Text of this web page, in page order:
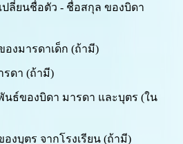
ลี่ยนชื่อตัว - ชื่อสกุล ของบิดา
งมารดาเด็ก (ถ้ามี)
ดา (ถ้ามี)
ธ์ของบิดา มารดา และบุตร (ใน
งบุตร จากโรงเรียน (ถ้ามี)